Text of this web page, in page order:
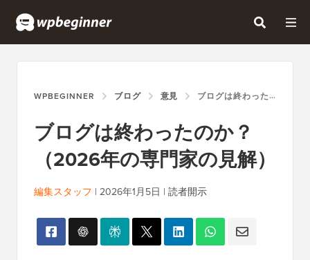
WPBEGINNER ブログ 意見 ブログは終わったのか？（2026年の専門家の見解）
ブログは終わったのか？
（2026年の専門家の見解）
編集スタッフ | 2026年1月5日 | 読者開示